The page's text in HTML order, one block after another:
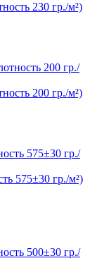
230 гр./м²)
200 гр./м²)
575±30 гр./м²)